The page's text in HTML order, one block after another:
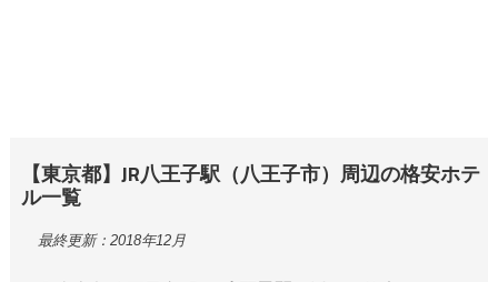
【東京都】JR八王子駅（八王子市）周辺の格安ホテ
ル一覧
最終更新：2018年12月